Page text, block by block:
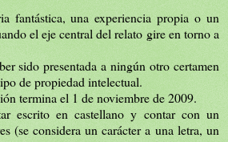
fantástica, una experiencia propia o un
el eje central del relato gire en torno a
sido presentada a ningún otro certamen
de propiedad intelectual.
termina el 1 de noviembre de 2009.
escrito en castellano y contar con un
(se considera un carácter a una letra, un